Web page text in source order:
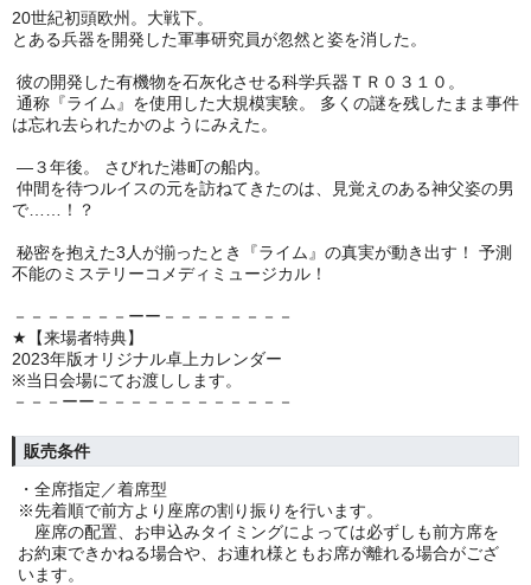
20世紀初頭欧州。大戦下。
とある兵器を開発した軍事研究員が忽然と姿を消した。
彼の開発した有機物を石灰化させる科学兵器ＴＲ０３１０。
通称『ライム』を使用した大規模実験。 多くの謎を残したまま事件
は忘れ去られたかのようにみえた。
―３年後。 さびれた港町の船内。
仲間を待つルイスの元を訪ねてきたのは、見覚えのある神父姿の男
で……！？
秘密を抱えた3人が揃ったとき『ライム』の真実が動き出す！ 予測
不能のミステリーコメディミュージカル！
－－－－－－－ーー－－－－－－－－
★【来場者特典】
2023年版オリジナル卓上カレンダー
※当日会場にてお渡しします。
－－－ーー－－－－－－－－－－－－
販売条件
・全席指定／着席型
※先着順で前方より座席の割り振りを行います。
座席の配置、お申込みタイミングによっては必ずしも前方席を
お約束できかねる場合や、お連れ様ともお席が離れる場合がござ
います。